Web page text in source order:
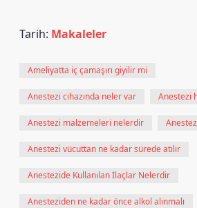
Tarih: Makaleler
Ameliyatta iç çamaşırı giyilir mi
Anestezi cihazında neler var Anestezi
Anestezi malzemeleri nelerdir
Anestezi vücuttan ne kadar sürede atılır
Anestezide Kullanılan İlaçlar Nelerdir
Anesteziden ne kadar önce alkol alınmalı